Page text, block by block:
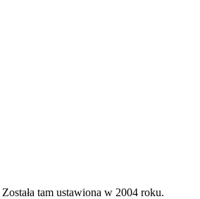
Została tam ustawiona w 2004 roku.